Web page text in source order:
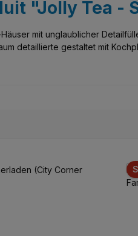
"Jolly Tea -
mit unglaublicher
detaillierte gestaltet mit